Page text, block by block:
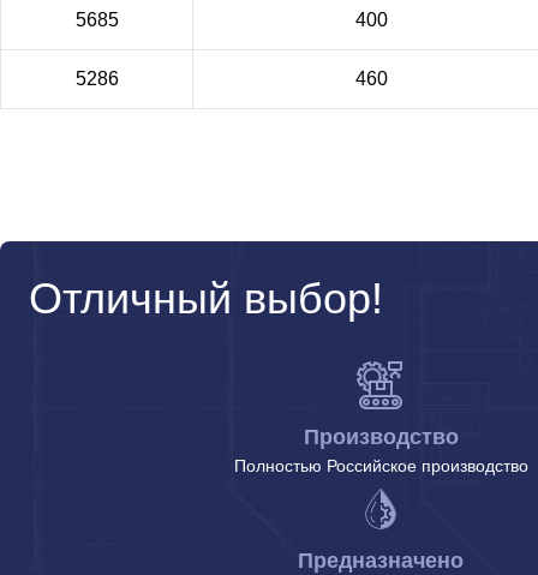
5685 400
5286 460
Отличный выбор!
Производство
Полностью Российское производство
Предназначено